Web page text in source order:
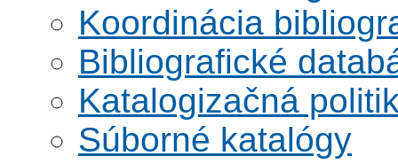
Koordinácia
Bibliografické
Katalogizačná
Súborné katalógy